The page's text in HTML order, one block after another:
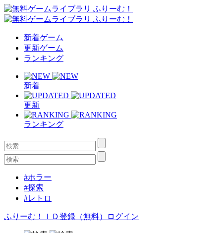
新着ゲーム
更新ゲーム
ランキング
新着
更新
ランキング
#ホラー
#探索
#レトロ
ふりーむ！ＩＤ登録（無料） ログイン